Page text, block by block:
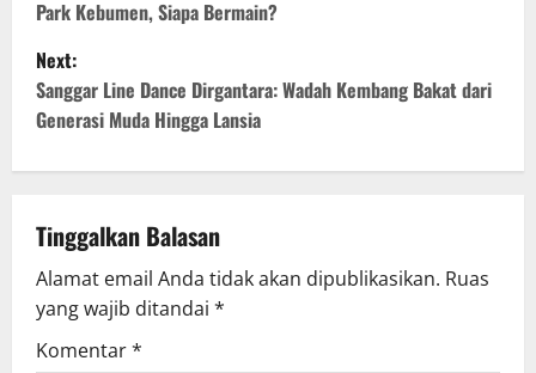
s
t
n
v
i
g
Park Kebumen, Siapa Bermain?
Next:
Sanggar Line Dance Dirgantara: Wadah Kembang Bakat dari
Generasi Muda Hingga Lansia
Tinggalkan Balasan
Alamat email Anda tidak akan dipublikasikan. Ruas
yang wajib ditandai *
Komentar*